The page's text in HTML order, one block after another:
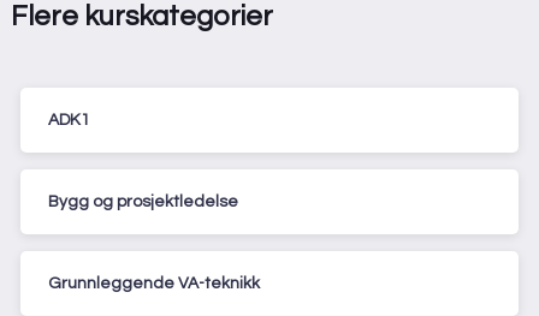
Flere kurskategorier
ADK1
Bygg og prosjektledelse
Grunnleggende VA-teknikk